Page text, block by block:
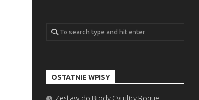
OSTATNIE WPISY
Zestaw do Brody Cyrulicy Rogue